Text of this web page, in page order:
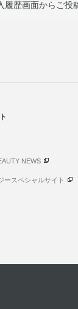
歴画面からご投
NEWS
ースペシャルサイト